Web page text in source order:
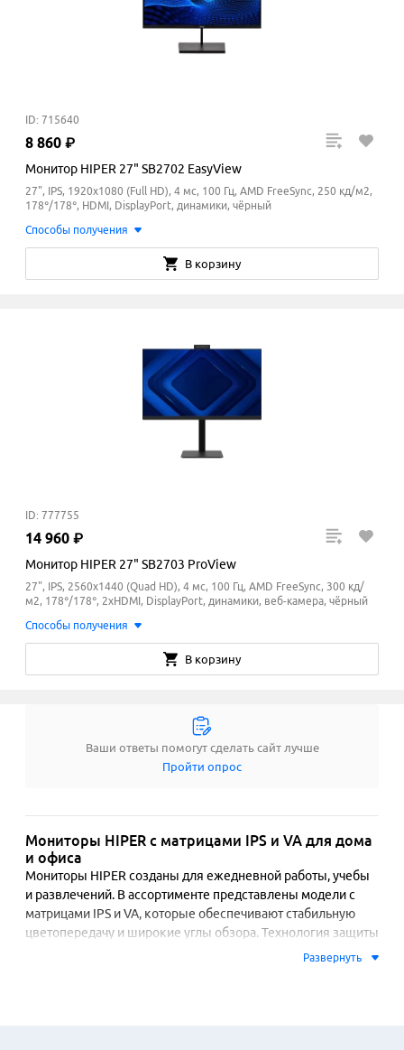
ID: 715640
8 860 ₽
Монитор HIPER 27" SB2702 EasyView
27", IPS, 1920x1080 (Full HD), 4 мс, 100 Гц, AMD FreeSync, 250 кд/м2,
178°/178°, HDMI, DisplayPort, динамики, чёрный
Способы получения
В корзину
ID: 777755
14 960 ₽
Монитор HIPER 27" SB2703 ProView
27", IPS, 2560x1440 (Quad HD), 4 мс, 100 Гц, AMD FreeSync, 300 кд/
м2, 178°/178°, 2xHDMI, DisplayPort, динамики, веб-камера, чёрный
Способы получения
В корзину
Ваши ответы помогут сделать сайт лучше
Пройти опрос
Мониторы HIPER с матрицами IPS и VA для дома
и офиса
Мониторы HIPER созданы для ежедневной работы, учебы
и развлечений. В ассортименте представлены модели с
матрицами IPS и VA, которые обеспечивают стабильную
цветопередачу и широкие углы обзора. Технология защиты
зрения с фильтром синего света и режимом Flicker Free
Развернуть